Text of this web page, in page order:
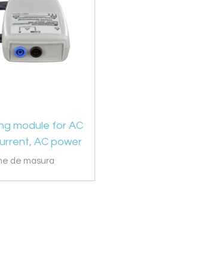
module for AC
AC power
de masura